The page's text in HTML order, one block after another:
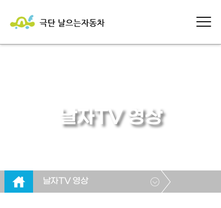
날자TV 영상
날자TV 영상